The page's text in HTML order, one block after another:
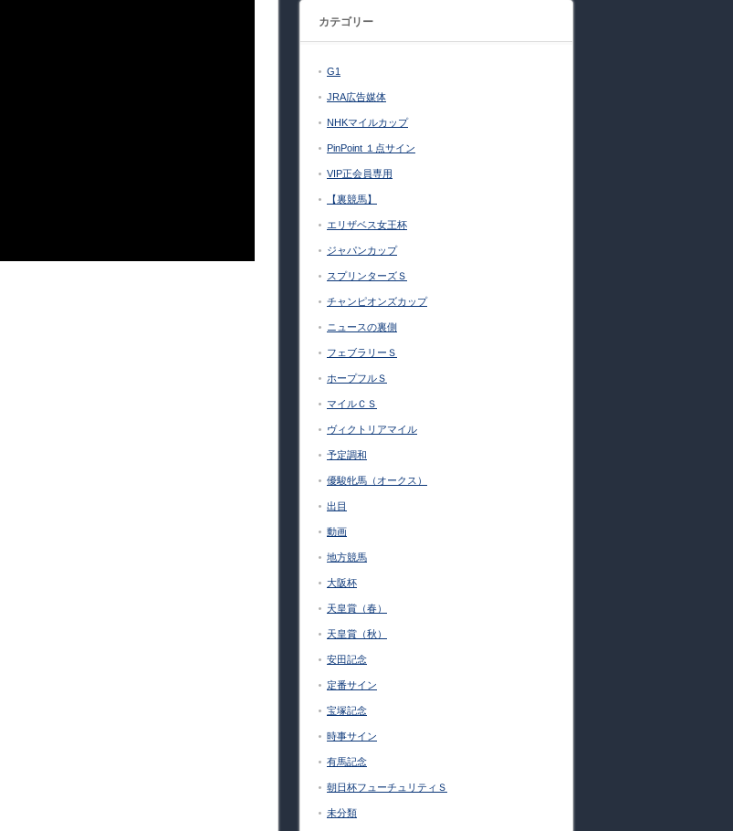
カテゴリー
G1
JRA広告媒体
NHKマイルカップ
PinPoint １点サイン
VIP正会員専用
【裏競馬】
エリザベス女王杯
ジャパンカップ
スプリンターズＳ
チャンピオンズカップ
ニュースの裏側
フェブラリーＳ
ホープフルＳ
マイルＣＳ
ヴィクトリアマイル
予定調和
優駿牝馬（オークス）
出目
動画
地方競馬
大阪杯
天皇賞（春）
天皇賞（秋）
安田記念
定番サイン
宝塚記念
時事サイン
有馬記念
朝日杯フューチュリティＳ
未分類